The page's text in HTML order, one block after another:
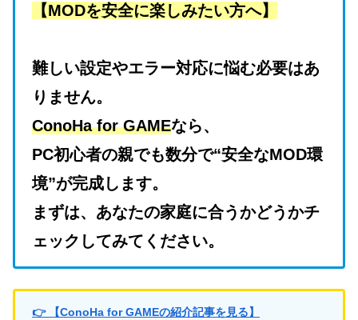
【MODを安全に楽しみたい方へ】
難しい設定やエラー対応に悩む必要はあ
りません。
ConoHa for GAMEなら、
PC初心者の親でも数分で“安全なMOD環
境”が完成します。
まずは、あなたの家庭に合うかどうかチ
ェックしてみてください。
👉 【ConoHa for GAMEの紹介記事を見る】